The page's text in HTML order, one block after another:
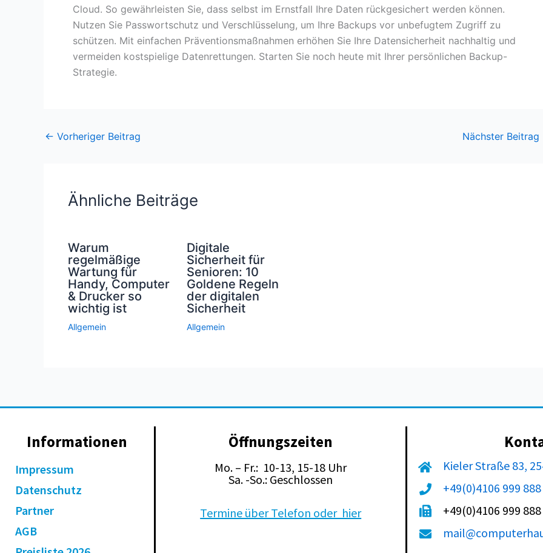
Cloud. So gewährleisten Sie, dass selbst im Ernstfall Ihre Daten rückgesichert werden können.
Nutzen Sie Passwortschutz und Verschlüsselung, um Ihre Backups vor unbefugtem Zugriff zu
schützen. Mit einfachen Präventionsmaßnahmen erhöhen Sie Ihre Datensicherheit nachhaltig und
vermeiden kostspielige Datenrettungen. Starten Sie noch heute mit Ihrer persönlichen Backup-
Strategie.
← Vorheriger Beitrag Nächster Beitrag
Ähnliche Beiträge
Warum
regelmäßige
Wartung für
Handy, Computer
& Drucker so
wichtig ist
Allgemein
Digitale
Sicherheit für
Senioren: 10
Goldene Regeln
der digitalen
Sicherheit
Allgemein
Informationen
Impressum
Datenschutz
Partner
AGB
Öffnungszeiten
Mo. – Fr.: 10-13, 15-18 Uhr
Sa. -So.: Geschlossen
Termine über Telefon oder hier
Kieler Straße 83,
+49(0)4106 999
+49(0)4106 999